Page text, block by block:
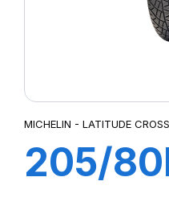
MICHELIN - LATITUDE CROSS
205/